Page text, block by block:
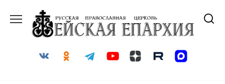
содержанию